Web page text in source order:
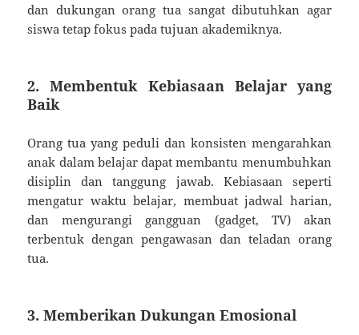
dan dukungan orang tua sangat dibutuhkan agar
siswa tetap fokus pada tujuan akademiknya.
2. Membentuk Kebiasaan Belajar yang
Baik
Orang tua yang peduli dan konsisten mengarahkan
anak dalam belajar dapat membantu menumbuhkan
disiplin dan tanggung jawab. Kebiasaan seperti
mengatur waktu belajar, membuat jadwal harian,
dan mengurangi gangguan (gadget, TV) akan
terbentuk dengan pengawasan dan teladan orang
tua.
3. Memberikan Dukungan Emosional